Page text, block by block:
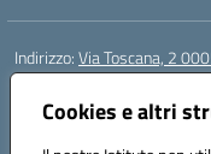
Cookies e altri
Indirizzo:Via Toscana, 2
Centralino:
Posta elettronica